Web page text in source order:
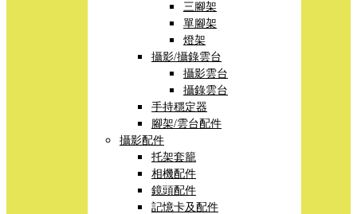
三腳架
單腳架
燈架
攝影/攝錄雲台
攝影雲台
攝錄雲台
手持穩定器
腳架/雲台配件
攝影配件
托架套籠
相機配件
鏡頭配件
記憶卡及配件